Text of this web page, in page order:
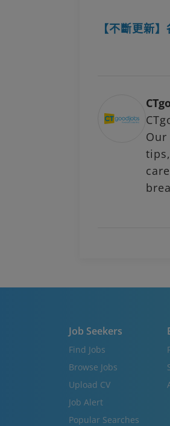
【不斷更新
Job Seekers
Find Jobs
Browse Jobs
Upload CV
Job Alert
Popular Searches